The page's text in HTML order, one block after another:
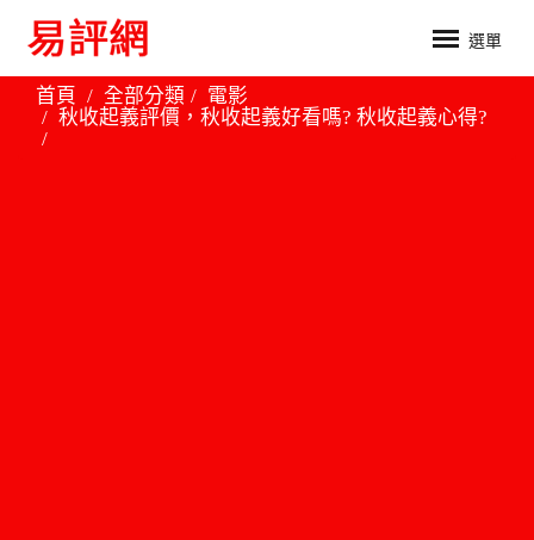
選單
首頁 全部分類
電影
秋收起義評價，秋收起義好看嗎? 秋收起義心得?